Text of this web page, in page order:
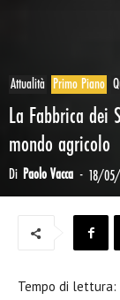
Attualità Primo Piano
La Fabbrica dei
mondo agricolo
Di Paolo Vacca - 18/05/
Tempo di lettura: